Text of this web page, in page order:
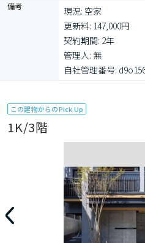
備考
現況: 空家
更新料: 147,000円
契約期間: 2年
管理人: 無
自社管理番号:
この建物からのPick Up
1K/3階